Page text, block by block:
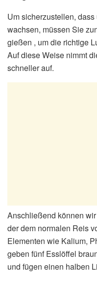
Um sicherzustellen,
wachsen, müssen Sie
gießen , um die richtige
Auf diese Weise nimmt
schneller auf.
Anschließend können
der dem normalen Reis
Elementen wie Kalium,
geben fünf Esslöffel
und fügen einen halben